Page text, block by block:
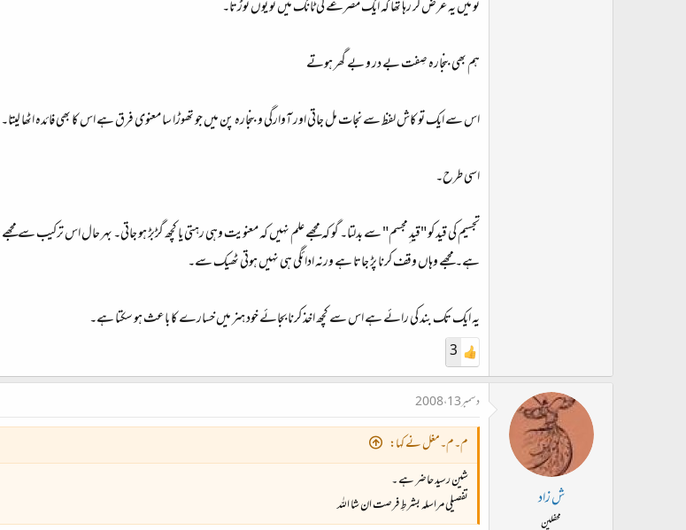
تو میں یہ عرض کر رہا تھا کہ ایک مصرعے کی ٹانگ میں تو یوں توڑتا۔
ہم بھی بنجارہ صِفت بے در و بے گھر ہوتے
اس سے ایک تو کاش لفظ سے نجات مل جاتی اور آوارگی و بنجارہ پن میں جو تھوڑا سا معنوی فرق ہے اس کا بھی فائدہ اٹھا لیتا۔
اسی طرح۔
تجسیم کی قید کو "قید ِمجسم" سے بدلتا۔ گو کہ مجھے علم نہیں کہ معنویت وہی رہتی یا کچھ گڑبڑ ہو جاتی۔ بہر حال اس ترکیب
ہے۔ مجھے وہاں وقف کرنا پڑ جاتا ہے ورنہ ادائگی ہی نہیں ہوتی ٹھیک سے۔
یہ ایک تک بند کی رائے ہے اس سے کچھ اخذ کرنا بجائے خود ہنر میں خسارے کا باعث ہو سکتا ہے۔
3
ش زاد
محفلین
دسمبر 13، 2008
م۔م۔مغل نے کہا:
شین رسید حاضر ہے ۔
تفصیلی مراسلہ بشرطِ فرصت ان شا اللہ